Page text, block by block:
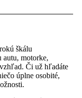
škálu
autu, motorke,
Či už hľadáte
úplne osobité,